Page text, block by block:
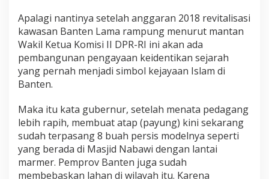
Apalagi nantinya setelah anggaran 2018 revitalisasi
kawasan Banten Lama rampung menurut mantan
Wakil Ketua Komisi II DPR-RI ini akan ada
pembangunan pengayaan keidentikan sejarah
yang pernah menjadi simbol kejayaan Islam di
Banten.
Maka itu kata gubernur, setelah menata pedagang
lebih rapih, membuat atap (payung) kini sekarang
sudah terpasang 8 buah persis modelnya seperti
yang berada di Masjid Nabawi dengan lantai
marmer. Pemprov Banten juga sudah
membebaskan lahan di wilayah itu. Karena